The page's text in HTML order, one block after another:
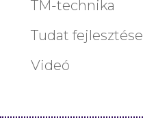
TM-technika
Tudat fejlesztése
Videó